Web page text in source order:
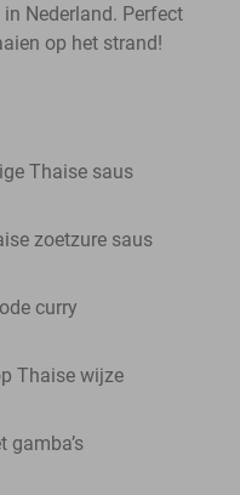
Nederland. Perfect
op het strand!
Thaise saus
zoetzure saus
curry
Thaise wijze
gamba’s